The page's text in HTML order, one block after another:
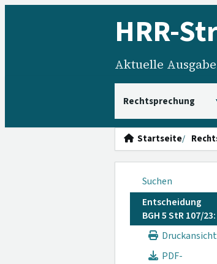
HRR-
Aktuelle Ausgabe
Startseite
Suchen
Entscheidung
BGH 5 StR 107/23:
Druckansicht
PDF-